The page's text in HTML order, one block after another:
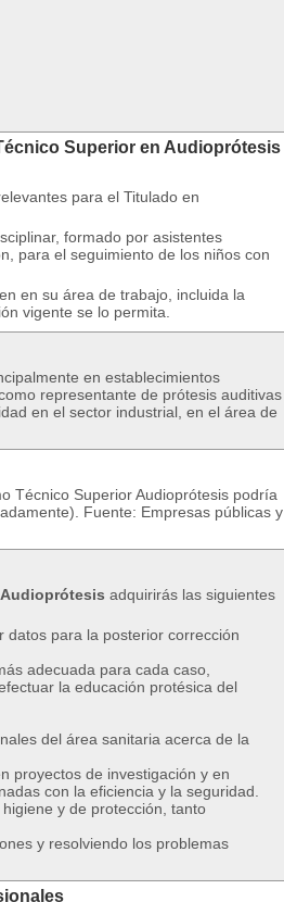
Superior en Audioprótesis
para el Titulado en
formado por asistentes
para el seguimiento de los niños con
en su área de trabajo, incluida la
vigente se lo permita.
en establecimientos
representante de prótesis auditivas
en el sector industrial, en el área de
Técnico Superior Audioprótesis podría
Fuente: Empresas públicas y
adquirirás las siguientes
para la posterior corrección
adecuada para cada caso,
la educación protésica del
del área sanitaria acerca de la
proyectos de investigación y en
con la eficiencia y la seguridad.
y de protección, tanto
y resolviendo los problemas